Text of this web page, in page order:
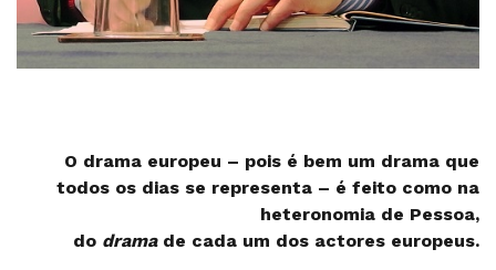
O drama europeu – pois é bem um drama que
todos os dias se representa – é feito como na
heteronomia de Pessoa,
do drama de cada um dos actores europeus.